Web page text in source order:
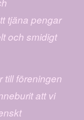
tjäna pengar
och smidigt
till föreningen
att vi